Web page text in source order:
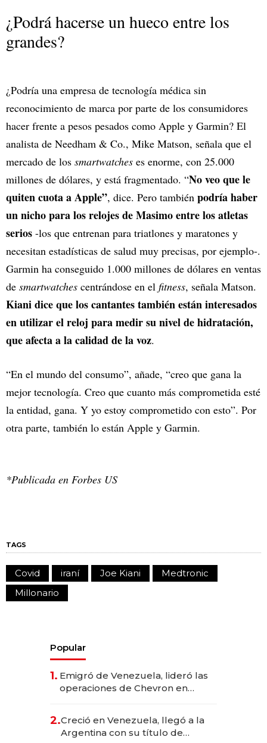
¿Podrá hacerse un hueco entre los
grandes?
¿Podría una empresa de tecnología médica sin
reconocimiento de marca por parte de los consumidores
hacer frente a pesos pesados como Apple y Garmin? El
analista de Needham & Co., Mike Matson, señala que el
mercado de los smartwatches es enorme, con 25.000
millones de dólares, y está fragmentado. “No veo que le
quiten cuota a Apple”, dice. Pero también podría haber
un nicho para los relojes de Masimo entre los atletas
serios -los que entrenan para triatlones y maratones y
necesitan estadísticas de salud muy precisas, por ejemplo-.
Garmin ha conseguido 1.000 millones de dólares en ventas
de smartwatches centrándose en el fitness, señala Matson.
Kiani dice que los cantantes también están interesados
en utilizar el reloj para medir su nivel de hidratación,
que afecta a la calidad de la voz.
“En el mundo del consumo”, añade, “creo que gana la
mejor tecnología. Creo que cuanto más comprometida esté
la entidad, gana. Y yo estoy comprometido con esto”. Por
otra parte, también lo están Apple y Garmin.
*Publicada en Forbes US
TAGS
Covid iraní Joe Kiani
Medtronic
Millonario
Popular
1. Emigró de Venezuela, lideró las
operaciones de Chevron en
2.Creció en Venezuela, llegó a la
Argentina con su título de